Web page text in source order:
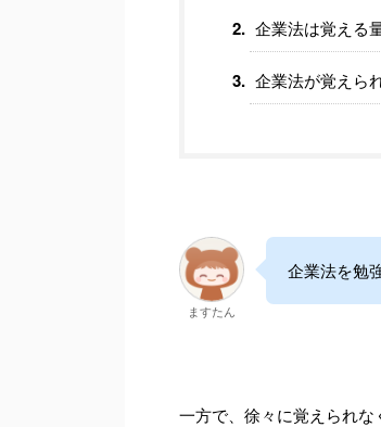
企業法は覚える
企業法が覚えら
ますたん
企業法を勉
一方で、徐々に覚えられな